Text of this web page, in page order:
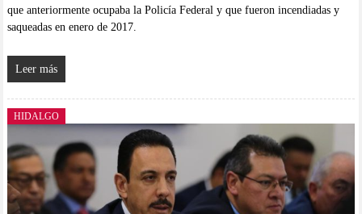
que anteriormente ocupaba la Policía Federal y que fueron incendiadas y
saqueadas en enero de 2017.
Leer más
HIDALGO